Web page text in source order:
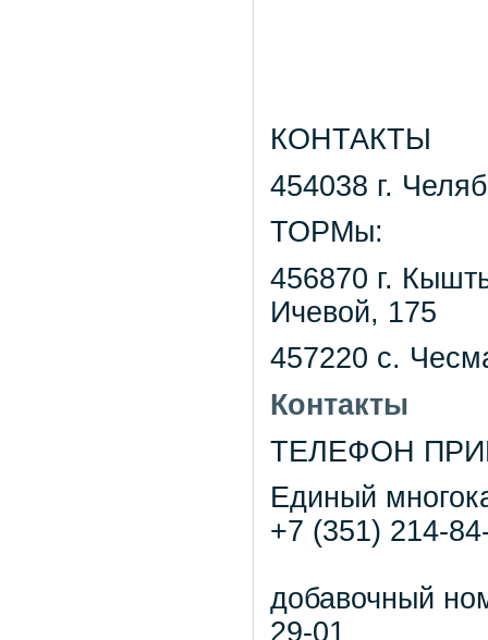
КОНТАКТЫ
454038 г.
ТОРМы:
456870 г.
Ичевой, 175
457220 с.
Контакты
ТЕЛЕФОН
Единый
+7 (351) 214-
добавочный
29-01